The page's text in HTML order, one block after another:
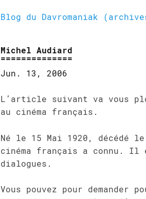
Blog du Davromaniak
Michel Audiard
Jun. 13, 2006
L’article suivant va vous
au cinéma français.
Né le 15 Mai 1920, décédé
cinéma français a connu.
dialogues.
Vous pouvez pour